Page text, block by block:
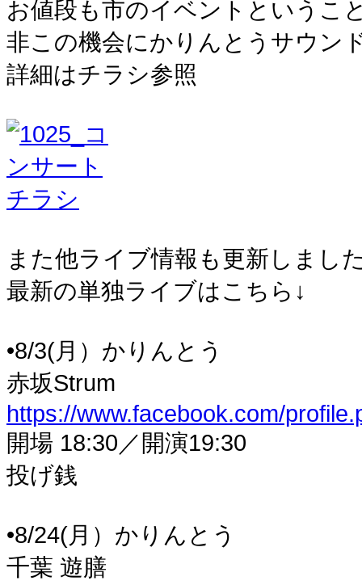
お値段も市のイベントというこ
非この機会にかりんとうサウン
詳細はチラシ参照
また他ライブ情報も更新しまし
最新の単独ライブはこちら↓
•8/3(月）かりんとう
赤坂Strum
https://www.facebook.com/
開場 18:30／開演19:30
投げ銭
•8/24(月）かりんとう
千葉 遊膳